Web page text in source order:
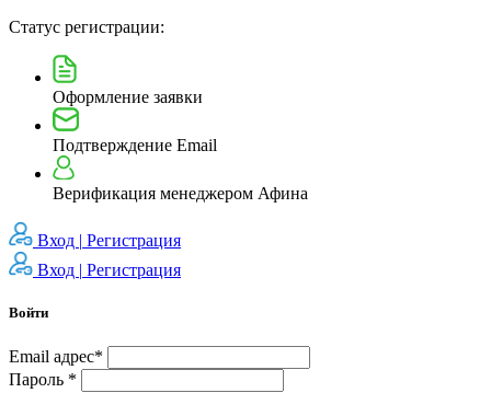
Статус регистрации:
Оформление заявки
Подтверждение Email
Верификация менеджером Афина
Вход | Регистрация
Вход | Регистрация
Войти
Email адрес*
Пароль *